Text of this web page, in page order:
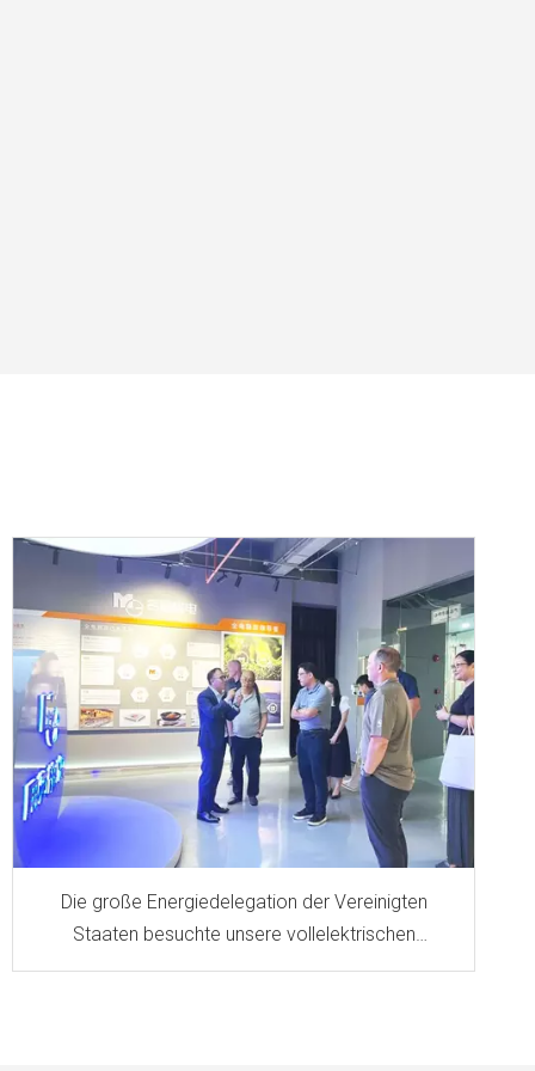
Die große Energiedelegation der Vereinigten
Staaten besuchte unsere vollelektrischen
Küchengeräte